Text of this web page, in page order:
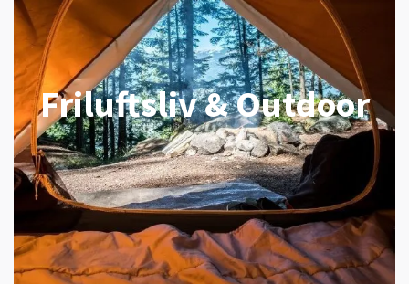
Friluftsliv & Outdoor